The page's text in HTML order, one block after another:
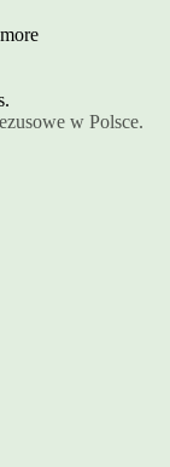
w Polsce.